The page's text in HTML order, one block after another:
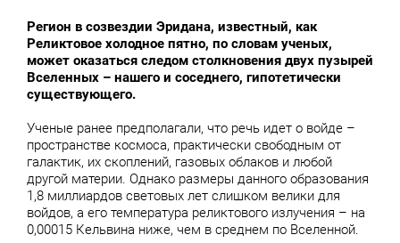
Регион в созвездии Эридана, известный, как
Реликтовое холодное пятно, по словам ученых,
может оказаться следом столкновения двух пузырей
Вселенных – нашего и соседнего, гипотетически
существующего.
Ученые ранее предполагали, что речь идет о войде –
пространстве космоса, практически свободным от
галактик, их скоплений, газовых облаков и любой
другой материи. Однако размеры данного образования
1,8 миллиардов световых лет слишком велики для
войдов, а его температура реликтового излучения – на
0,00015 Кельвина ниже, чем в среднем по Вселенной.